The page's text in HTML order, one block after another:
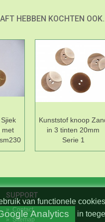
HEBBEN KOCHTEN
met
Kunststof knoop
in 3 tinten 20mm
Serie 1
SUPPORT
» Contact
» Sitemap
van functionele
Analytics in